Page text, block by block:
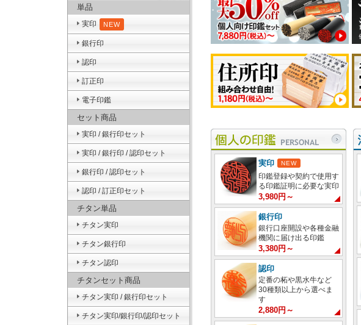
実印 NEW
印鑑登録や契約で使用す
る印鑑証明に必要な実印
3,980円～
銀行印
銀行口座開設や各種金融
機関に届け出る印鑑
3,380円～
認印
定番の柘や黒水牛など
30種類以上から選べま
す
2,880円～
単品
実印 NEW
銀行印
認印
訂正印
電子印鑑
セット商品
実印 / 銀行印セット
実印 / 銀行印 / 認印セット
銀行印 / 認印セット
認印 / 訂正印セット
チタン単品
チタン実印
チタン銀行印
チタン認印
チタンセット商品
チタン実印 / 銀行印セット
チタン実印/銀行印/認印セット